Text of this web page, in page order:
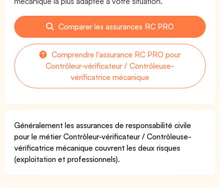
Comparer les assurances RC PRO
Comprendre l'assurance RC PRO pour
Contrôleur-vérificateur / Contrôleuse-
vérificatrice mécanique
Généralement les assurances de responsabilité civile
pour le métier Contrôleur-vérificateur / Contrôleuse-
vérificatrice mécanique couvrent les deux risques
(exploitation et professionnels).